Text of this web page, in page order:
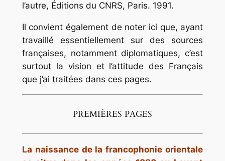
l’autre, Éditions du CNRS, Paris. 1991.
Il convient également de noter ici que, ayant
travaillé essentiellement sur des sources
françaises, notamment diplomatiques, c’est
surtout la vision et l’attitude des Français
que j’ai traitées dans ces pages.
PREMIÈRES PAGES
La naissance de la francophonie orientale